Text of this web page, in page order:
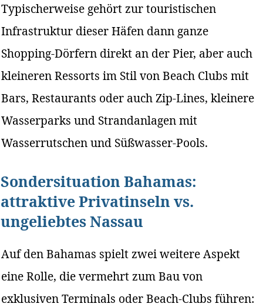
Typischerweise gehört zur touristischen
Infrastruktur dieser Häfen dann ganze
Shopping-Dörfern direkt an der Pier, aber auch
kleineren Ressorts im Stil von Beach Clubs mit
Bars, Restaurants oder auch Zip-Lines, kleinere
Wasserparks und Strandanlagen mit
Wasserrutschen und Süßwasser-Pools.
Sondersituation Bahamas:
attraktive Privatinseln vs.
ungeliebtes Nassau
Auf den Bahamas spielt zwei weitere Aspekt
eine Rolle, die vermehrt zum Bau von
exklusiven Terminals oder Beach-Clubs führen: